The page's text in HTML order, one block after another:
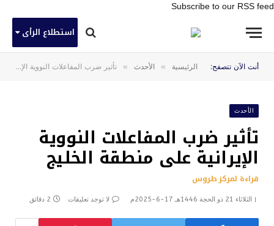
Subscribe to our RSS feed
استطلاع الرأى
أنت الآن تتصفح: الرئيسية » الأحدث » تأثير ضرب المفاعلات النووية الإيرانية على منطقة الخليج
الأحدث
تأثير ضرب المفاعلات النووية
الإيرانية على منطقة الخليج
قراءة لمركز طروس
الثلاثاء 21 ذو الحجة 1446هـ 17-6-2025م لا توجد تعليقات 2 دقائق